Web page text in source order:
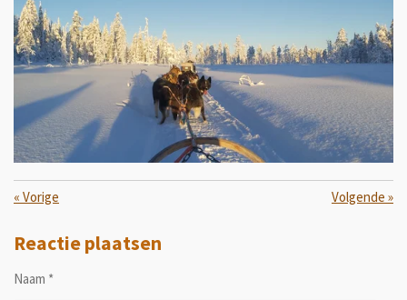
« Vorige Volgende »
Reactie plaatsen
Naam *